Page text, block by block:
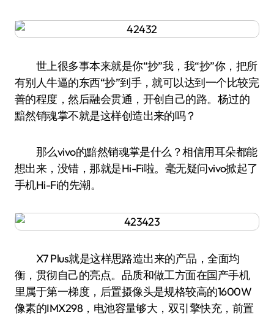
世上很多事本来就是你“抄”我，我“抄”你，把所
有别人牛逼的东西“抄”到手，就可以达到一个比较完
善的程度，然后融会贯通，开创自己的路。杨过的
黯然销魂掌不就是这样创造出来的吗？
那么vivo的黯然销魂掌是什么？相信用耳朵都能
想出来，没错，那就是Hi-Fi啦。毫无疑问vivo掀起了
手机Hi-Fi的先潮。
X7 Plus就是这样思路造出来的产品，全面均
衡，贯彻自己的亮点。品质和做工方面在国产手机
里属于第一梯度，后置摄像头是规格较高的1600W
像素的IMX298，电池容量够大，双引擎快充，前置